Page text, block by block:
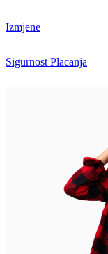
Izmjene
Sigurnost Placanja